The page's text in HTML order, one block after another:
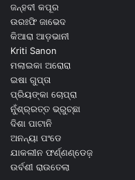
ଜନ୍ହବୀ କପୂର
ଉରଃଫି ଜାଭେଦ
କିଆରା ଆଡ଼ଭାନୀ
Kriti Sanon
ମଲାଇକା ଅରୋରା
ଇଷା ଗୁପ୍ତା
ପ୍ରିୟଙ୍କା ଚୋପ୍ରା
ନୁଁଶ୍ର୍ରତ୍ତ ଭ୍ରୁଚ୍ଛା
ଦିଶା ପାଟାନି
ଅନନ୍ୟା ପଂଡେ
ଯାକଲୀନ ଫର୍ଣ୍ଣଣ୍ଡେଜ଼
ଉର୍ବଶୀ ରାଉତେଲା